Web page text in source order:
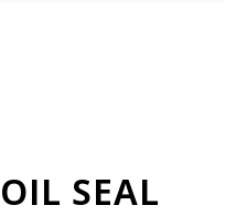
OIL SEAL